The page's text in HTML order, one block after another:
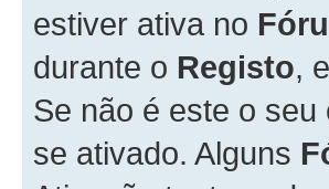
estiver ativa no
durante o Registo,
Se não é este o
se ativado. Alguns